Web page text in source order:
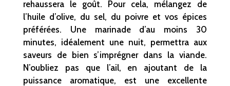
rehaussera le goût. Pour cela, mélangez de
l’huile d’olive, du sel, du poivre et vos épices
préférées. Une marinade d’au moins 30
minutes, idéalement une nuit, permettra aux
saveurs de bien s’imprégner dans la viande.
N’oubliez pas que l’ail, en ajoutant de la
puissance aromatique, est une excellente